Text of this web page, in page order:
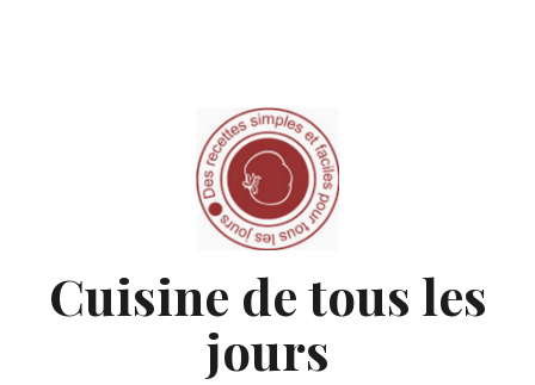
Cuisine de tous les
jours